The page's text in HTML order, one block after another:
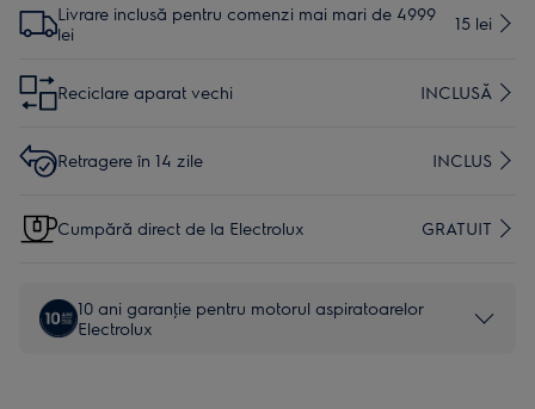
Livrare inclusă pentru comenzi mai mari de 4999
lei
15 lei
Reciclare aparat vechi INCLUSĂ
Retragere în 14 zile INCLUS
Cumpără direct de la Electrolux GRATUIT
10 ani garanţie pentru motorul aspiratoarelor
Electrolux